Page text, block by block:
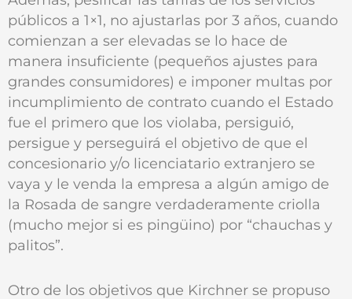
públicos a 1×1, no ajustarlas por 3 años, cuando
comienzan a ser elevadas se lo hace de
manera insuficiente (pequeños ajustes para
grandes consumidores) e imponer multas por
incumplimiento de contrato cuando el Estado
fue el primero que los violaba, persiguió,
persigue y perseguirá el objetivo de que el
concesionario y/o licenciatario extranjero se
vaya y le venda la empresa a algún amigo de
la Rosada de sangre verdaderamente criolla
(mucho mejor si es pingüino) por “chauchas y
palitos”.
Otro de los objetivos que Kirchner se propuso